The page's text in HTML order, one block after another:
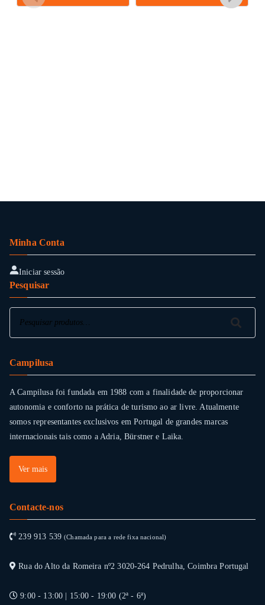
Minha Conta
Iniciar sessão
Pesquisar
Pesquisar
Campilusa
A Campilusa foi fundada em 1988 com a finalidade de proporcionar
autonomia e conforto na prática de turismo ao ar livre. Atualmente
somos representantes exclusivos em Portugal de grandes marcas
internacionais tais como a Adria, Bürstner e Laika.
Ver mais
Contacte-nos
239 913 539(Chamada para a rede fixa nacional)
Rua do Alto da Romeira nº2 3020-264 Pedrulha, Coimbra Portugal
9:00 - 13:00 | 15:00 - 19:00 (2ª - 6ª)